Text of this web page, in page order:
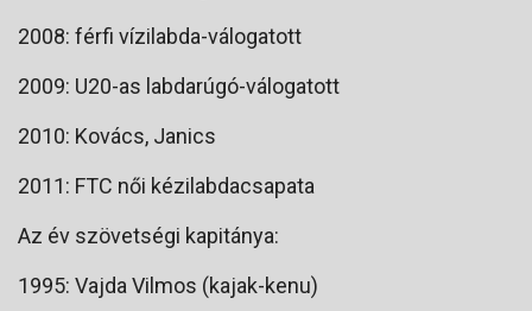
2008: férfi vízilabda-válogatott
2009: U20-as labdarúgó-válogatott
2010: Kovács, Janics
2011: FTC női kézilabdacsapata
Az év szövetségi kapitánya:
1995: Vajda Vilmos (kajak-kenu)